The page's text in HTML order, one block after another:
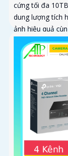
cứng tối đa
dung lượng tích
ảnh hiệu quả